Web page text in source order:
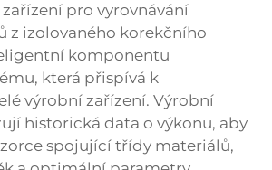
pro vyrovnávání
z izolovaného korekčního
komponentu
která přispívá k
výrobní zařízení. Výrobní
historická data o výkonu, aby
spojující třídy materiálů,